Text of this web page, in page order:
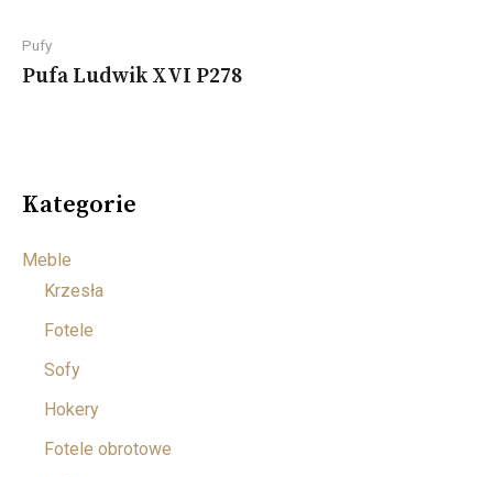
Pufy
Pufa Ludwik XVI P278
Kategorie
Meble
Krzesła
Fotele
Sofy
Hokery
Fotele obrotowe